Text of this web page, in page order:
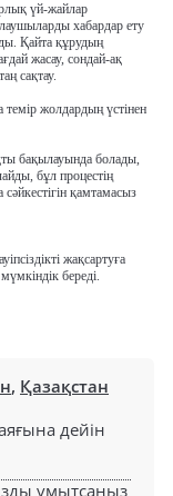
үй-жайлар
хабардар ету
Қайта құрудың
жасау, сондай-ақ
сақтау.
жолдардың үстінен
бақылауында болады,
бұл процестің
қамтамасыз
жақсартуға
береді.
, Қазақстан
дейін
ұмытсаңыз